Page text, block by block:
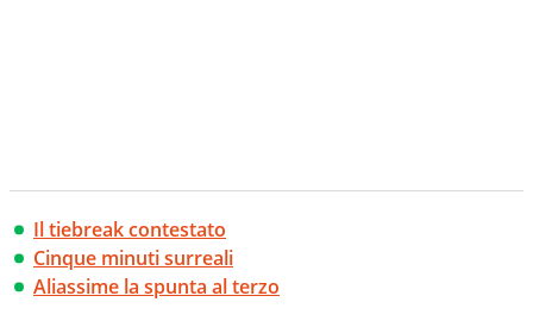
Il tiebreak contestato
Cinque minuti surreali
Aliassime la spunta al terzo